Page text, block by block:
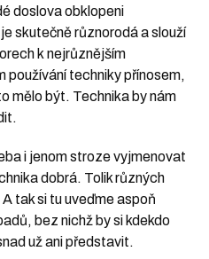
doslova obklopeni
skutečně různorodá a slouží
k nejrůznějším
používání techniky přínosem,
mělo být. Technika by nám
i jenom stroze vyjmenovat
dobrá. Tolik různých
tak si tu uveďme aspoň
bez nichž by si kdekdo
už ani představit.